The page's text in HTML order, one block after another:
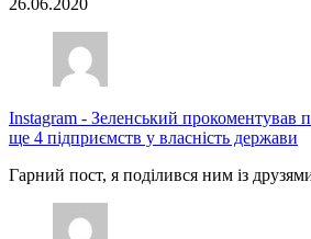
26.06.2020
Instagram - Зеленський прокоментував
ще 4 підприємств у власність держави
Гарний пост, я поділився ним із